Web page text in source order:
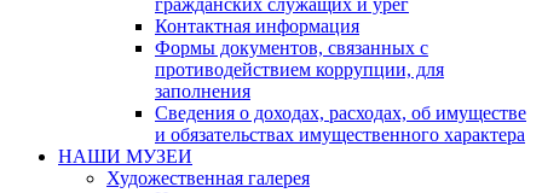
Контактная информация
Формы документов, связанных с
противодействием коррупции, для
заполнения
Сведения о доходах, расходах, об имуществе
и обязательствах имущественного характера
НАШИ МУЗЕИ
Художественная галерея